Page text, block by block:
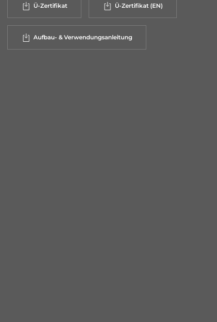
Ü-Zertifikat Ü-Zertifikat (EN)
Aufbau- & Verwendungsanleitung